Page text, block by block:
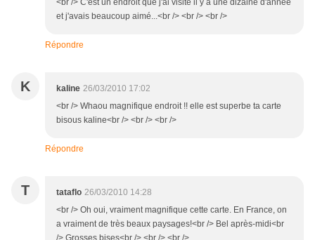
<br /> C'est un endroit que j'ai visité il y a une dizaine d'année
et j'avais beaucoup aimé...<br /> <br /> <br />
Répondre
K kaline 26/03/2010 17:02
<br /> Whaou magnifique endroit !! elle est superbe ta carte
bisous kaline<br /> <br /> <br />
Répondre
T tataflo 26/03/2010 14:28
<br /> Oh oui, vraiment magnifique cette carte. En France, on
a vraiment de très beaux paysages!<br /> Bel après-midi<br
/> Grosses bises<br /> <br /> <br />